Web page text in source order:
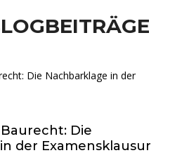
Die
der Examensklausur